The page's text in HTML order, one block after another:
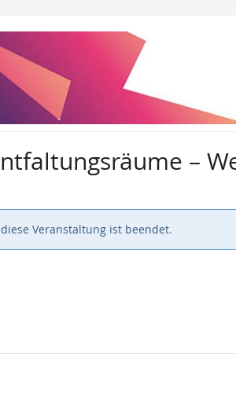
–
Veranstaltung ist beendet.